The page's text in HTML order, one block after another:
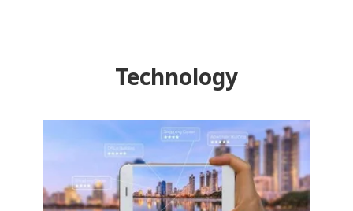
Technology